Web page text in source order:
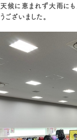
天候に恵まれず大雨にも
うございました。